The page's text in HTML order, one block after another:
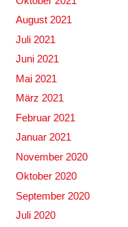
August 2021
Juli 2021
Juni 2021
Mai 2021
März 2021
Februar 2021
Januar 2021
November 2020
Oktober 2020
September 2020
Juli 2020